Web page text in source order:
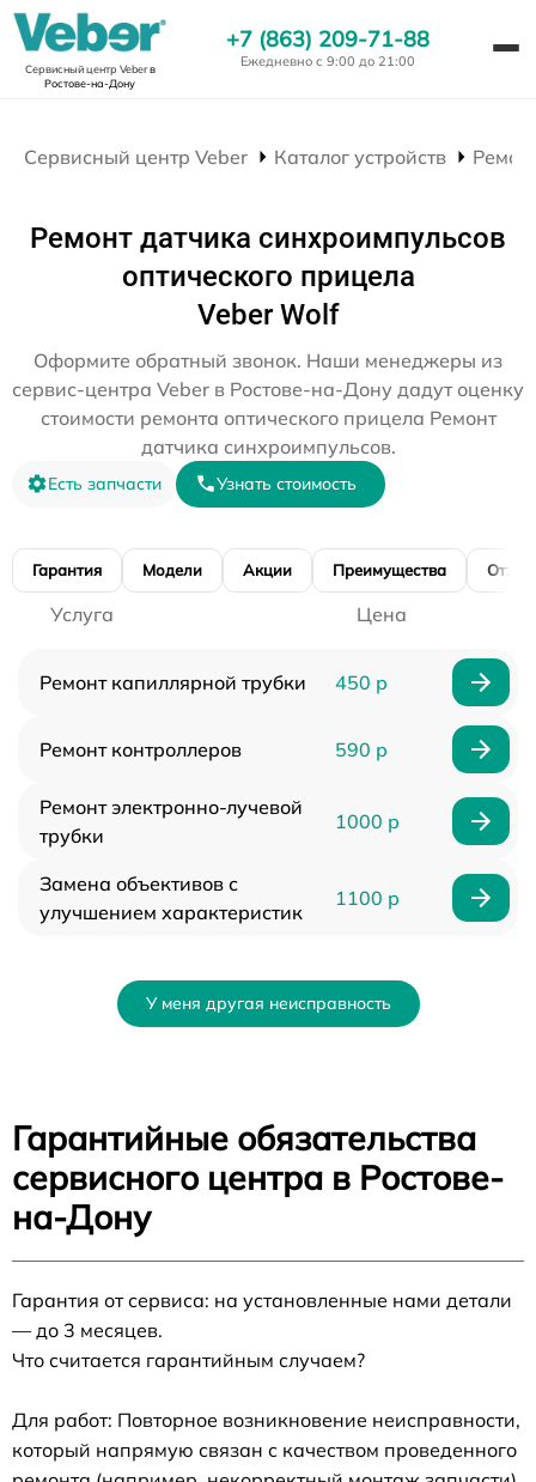
Сервисный центр Veberв
Ростове-на-Дону
+7 (863) 209-71-88
Ежедневно с 9:00 до 21:00
Сервисный центр Veber Каталог устройств
Ремонт датчика синхроимпульсов
оптического прицела
Veber Wolf
Оформите обратный звонок. Наши менеджеры из
сервис-центра Veber в Ростове-на-Дону дадут оценку
стоимости ремонта оптического прицела Ремонт
датчика синхроимпульсов.
Есть запчасти Узнать стоимость
Гарантия Модели Акции Преимущества
Услуга Цена
Ремонт капиллярной трубки 450 р
Ремонт контроллеров 590 р
Ремонт электронно-лучевой
трубки
1000 р
Замена объективов с
улучшением характеристик
1100 р
У меня другая неисправность
Гарантийные обязательства
сервисного центра в Ростове-
на-Дону
Гарантия от сервиса: на установленные нами детали
— до 3 месяцев.
Что считается гарантийным случаем?
Для работ: Повторное возникновение неисправности,
который напрямую связан с качеством проведенного